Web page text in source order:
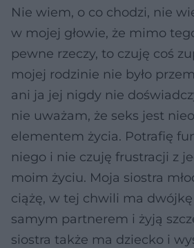
Nie wiem, o co chodzi, nie
w mojej głowie, że mimo
pewne rzeczy, to czuję coś
mojej rodzinie nie było
ani ja jej nigdy nie
nie uważam, że seks jest
elementem życia. Potrafię
niego i nie czuję frustracji z
moim życiu. Moja siostra
ciążę, w tej chwili ma
samym partnerem i żyją
siostra także ma dziecko i